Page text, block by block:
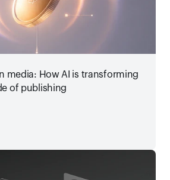
media: How AI is transforming
of publishing